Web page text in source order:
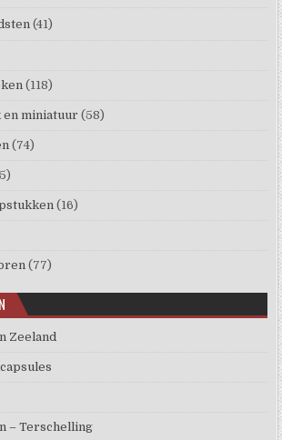
(41)
(118)
en miniatuur (58)
(74)
(16)
(77)
Zeeland
– Terschelling